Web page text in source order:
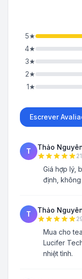
5★
4★
3★
2★
1★
Escrever
T Thảo
Giá hợp lý,
định,
T Thảo
Mua cho
Lucifer
nhiệt tình.